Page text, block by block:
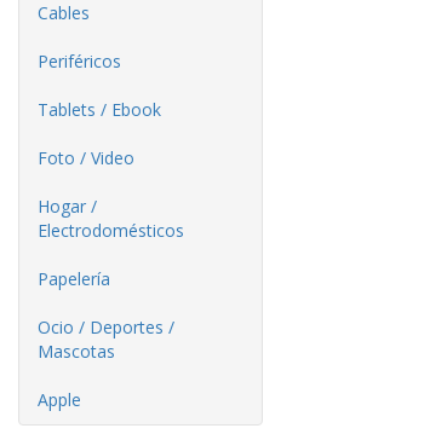
Cables
Periféricos
Tablets / Ebook
Foto / Video
Hogar /
Electrodomésticos
Papelería
Ocio / Deportes /
Mascotas
Apple